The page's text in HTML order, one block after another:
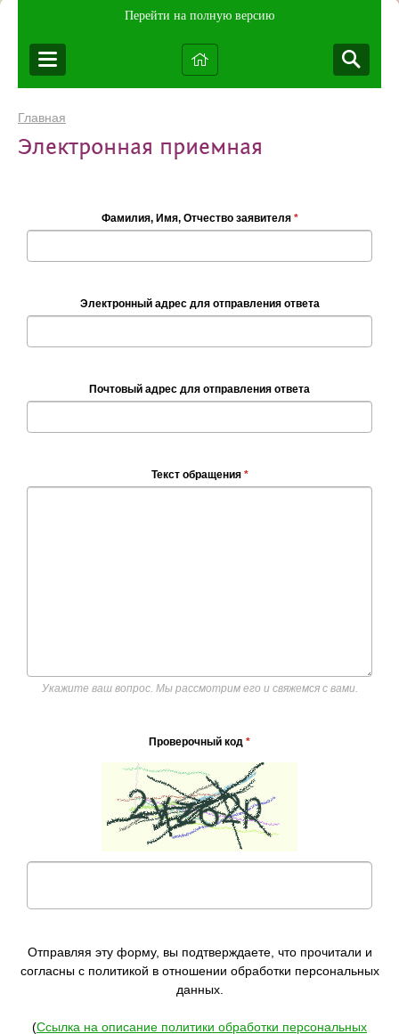
Перейти на полную версию
Главная
Электронная приемная
Фамилия, Имя, Отчество заявителя *
Электронный адрес для отправления ответа
Почтовый адрес для отправления ответа
Текст обращения *
Укажите ваш вопрос. Мы рассмотрим его и свяжемся с вами.
Проверочный код *
Отправляя эту форму, вы подтверждаете, что прочитали и
согласны с политикой в отношении обработки персональных
данных.
(Ссылка на описание политики обработки персональных